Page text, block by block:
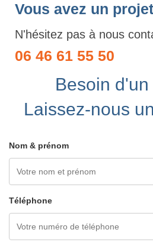
Vous avez un
N'hésitez pas à nous
06 46 61 55 50
Besoin
Laissez-nous
Nom & prénom
Téléphone